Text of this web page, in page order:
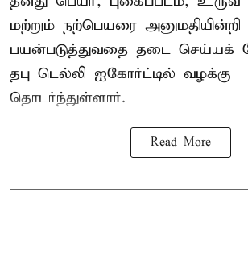
மற்றும் நற்பெயரை
பயன்படுத்துவதை தடை செய்யக்
தபு டெல்லி ஐகோர்ட்டில் வழக்கு
தொடர்ந்துள்ளார்.
Read More